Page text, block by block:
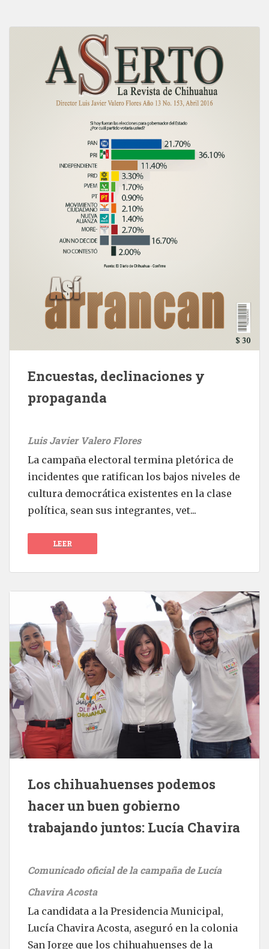
Encuestas, declinaciones y
propaganda
Luis Javier Valero Flores
La campaña electoral termina pletórica de
incidentes que ratifican los bajos niveles de
cultura democrática existentes en la clase
política, sean sus integrantes, vet...
LEER
Los chihuahuenses podemos
hacer un buen gobierno
trabajando juntos: Lucía Chavira
Comunicado oficial de la campaña de Lucía
Chavira Acosta
La candidata a la Presidencia Municipal,
Lucía Chavira Acosta, aseguró en la colonia
San Jorge que los chihuahuenses de la